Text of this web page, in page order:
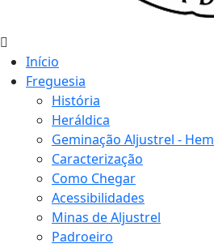
Início
Freguesia
História
Heráldica
Geminação Aljustrel - Hem
Caracterização
Como Chegar
Acessibilidades
Minas de Aljustrel
Padroeiro